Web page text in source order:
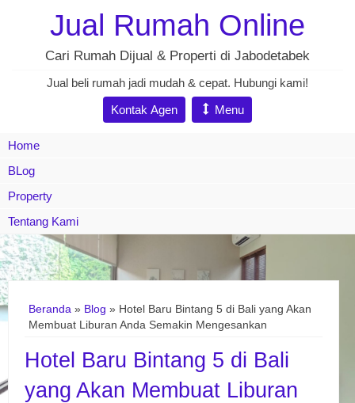
Jual Rumah Online
Cari Rumah Dijual & Properti di Jabodetabek
Jual beli rumah jadi mudah & cepat. Hubungi kami!
Kontak Agen
Menu
Home
BLog
Property
Tentang Kami
Beranda » Blog » Hotel Baru Bintang 5 di Bali yang Akan
Membuat Liburan Anda Semakin Mengesankan
Hotel Baru Bintang 5 di Bali
yang Akan Membuat Liburan